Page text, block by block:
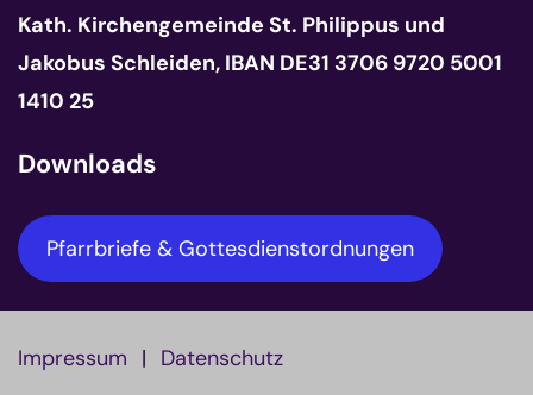
Kath. Kirchengemeinde St. Philippus und
Jakobus Schleiden, IBAN DE31 3706 9720 5001
1410 25
Downloads
Pfarrbriefe & Gottesdienstordnungen
Impressum Datenschutz